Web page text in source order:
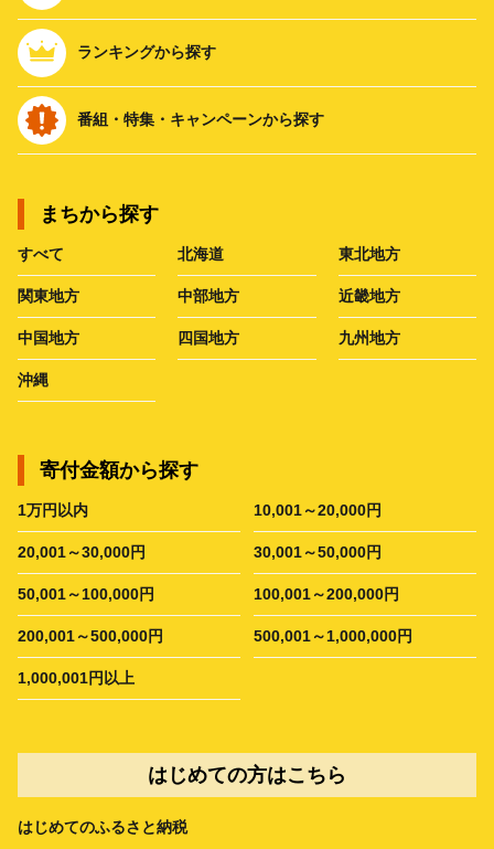
ランキングから探す
番組・特集・キャンペーンから探す
まちから探す
すべて 北海道 東北地方
関東地方 中部地方 近畿地方
中国地方 四国地方 九州地方
沖縄
寄付金額から探す
1万円以内 10,001～20,000円
20,001～30,000円 30,001～50,000円
50,001～100,000円 100,001～200,000円
200,001～500,000円 500,001～1,000,000円
1,000,001円以上
はじめての方はこちら
はじめてのふるさと納税